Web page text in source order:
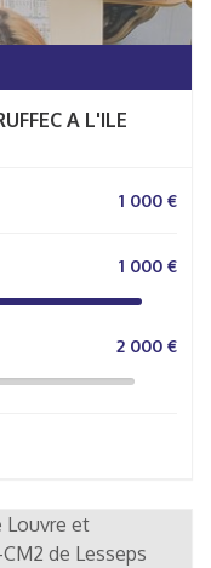
A L'ILE
1 000 €
1 000 €
2 000 €